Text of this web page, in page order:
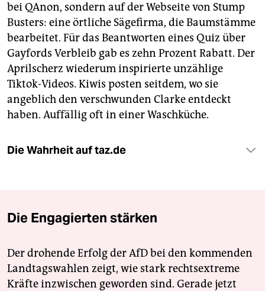
bei QAnon, sondern auf der Webseite von Stump
Busters: eine örtliche Sägefirma, die Baumstämme
bearbeitet. Für das Beantworten eines Quiz über
Gayfords Verbleib gab es zehn Prozent Rabatt. Der
Aprilscherz wiederum inspirierte unzählige
Tiktok-Videos. Kiwis posten seitdem, wo sie
angeblich den verschwunden Clarke entdeckt
haben. Auffällig oft in einer Waschküche.
Die Wahrheit auf taz.de
Die Engagierten stärken
Der drohende Erfolg der AfD bei den kommenden
Landtagswahlen zeigt, wie stark rechtsextreme
Kräfte inzwischen geworden sind. Gerade jetzt